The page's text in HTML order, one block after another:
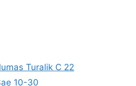
Turalik C 22
10-30